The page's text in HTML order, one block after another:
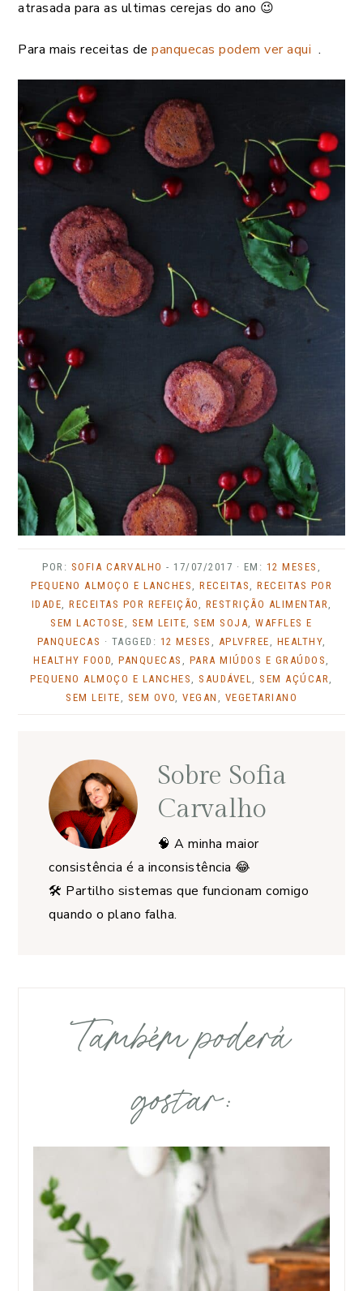
atrasada para as ultimas cerejas do ano 😉
Para mais receitas de panquecas podem ver aqui .
POR: SOFIA CARVALHO - 17/07/2017 · EM: 12 MESES ,
PEQUENO ALMOÇO E LANCHES , RECEITAS , RECEITAS POR
IDADE, RECEITAS POR REFEIÇÃO , RESTRIÇÃO ALIMENTAR,
SEM LACTOSE , SEM LEITE,SEM SOJA,WAFFLES E
PANQUECAS · TAGGED: 12 MESES , APLVFREE , HEALTHY,
HEALTHY FOOD,PANQUECAS , PARA MIÚDOS E GRAÚDOS ,
PEQUENO ALMOÇO E LANCHES ,SAUDÁVEL,SEM AÇÚCAR,
SEM LEITE , SEM OVO, VEGAN , VEGETARIANO
Sobre Sofia
Carvalho
🧠 A minha maior
consistência é a inconsistência 😂
🛠️ Partilho sistemas que funcionam comigo
quando o plano falha.
Também poderá
gostar: